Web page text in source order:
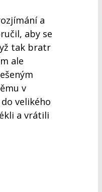
a
aby se
tak bratr
ale
v
velikého
a vrátili